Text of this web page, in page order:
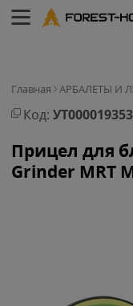
Главная АРБАЛЕТЫ И
Код: УТ000019353
Прицел для
Grinder MRT